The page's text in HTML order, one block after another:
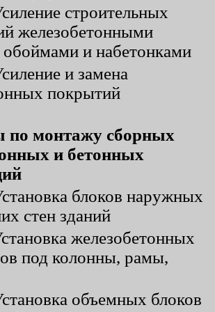
строительных
железобетонными
обоймами и набетонками
и замена
покрытий
по монтажу сборных
и бетонных
блоков наружных
стен зданий
железобетонных
под колонны, рамы,
объемных блоков